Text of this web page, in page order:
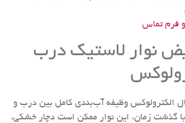
فرم تماس
نوار لاستیک درب
الکترولوکس وظیفه آب‌بندی کامل بین درب و
با گذشت زمان، این نوار ممکن است دچار خشکی،